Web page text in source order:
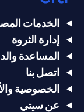
الخدمات
إدارة الثروة
المساعدة
اتصل بنا
الخصوصية
عن سيتي